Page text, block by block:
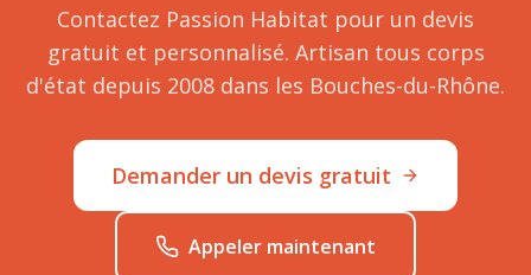
Contactez Passion Habitat pour un devis
gratuit et personnalisé. Artisan tous corps
d'état depuis 2008 dans les Bouches-du-Rhône.
Demander un devis gratuit
Appeler maintenant